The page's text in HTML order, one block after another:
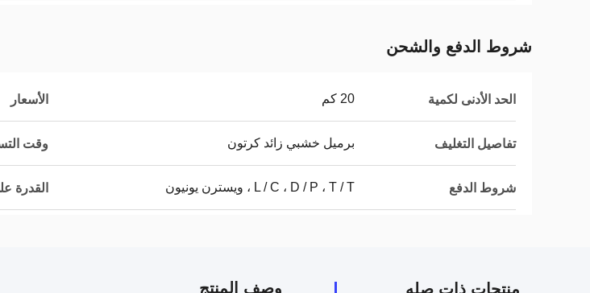
شروط الدفع والشحن
الحد الأدنى لكمية 20 كم الأسعار
تفاصيل التغليف برميل خشبي زائد كرتون وقت
شروط الدفع L / C ، D / P ، T / T ، ويسترن يونيون القدرة
منتجات ذات صله وصف المنتج